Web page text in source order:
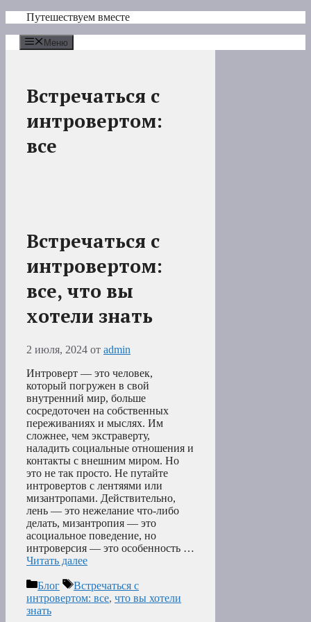
Перейти
содержимому
Путешествуем вместе
Меню
Встречаться с
интровертом:
все
Встречаться с
интровертом:
все, что вы
хотели знать
2 июля, 2024 от admin
Интроверт — это человек,
который погружен в свой
внутренний мир, больше
сосредоточен на собственных
переживаниях и мыслях. Им
сложнее, чем экстраверту,
наладить социальные отношения и
контакты с внешним миром. Но
это не так просто. Не путайте
интровертов с лентяями или
мизантропами. Действительно,
лень — это нежелание что-либо
делать, мизантропия — это
асоциальное поведение, но
интроверсия — это особенность …
Читать далее
Рубрики
Блог Метки
Встречаться с
интровертом: все, что вы хотели
знать